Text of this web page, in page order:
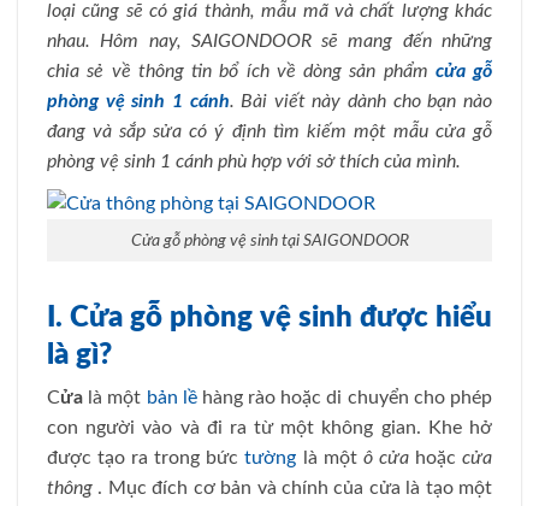
loại cũng sẽ có giá thành, mẫu mã và chất lượng khác
nhau. Hôm nay, SAIGONDOOR sẽ mang đến những
chia sẻ về thông tin bổ ích về dòng sản phẩm cửa gỗ
phòng vệ sinh 1 cánh. Bài viết này dành cho bạn nào
đang và sắp sửa có ý định tìm kiếm một mẫu cửa gỗ
phòng vệ sinh 1 cánh phù hợp với sở thích của mình.
Cửa gỗ phòng vệ sinh tại SAIGONDOOR
I. Cửa gỗ phòng vệ sinh được hiểu
là gì?
Cửa là một bản lềhàng rào hoặc di chuyển cho phép
con người vào và đi ra từ một không gian. Khe hở
được tạo ra trong bứctường là một ô cửahoặccửa
thông . Mục đích cơ bản và chính của cửa là tạo một